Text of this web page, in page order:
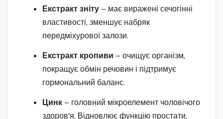
Екстракт зніту – має виражені сечогінні
властивості, зменшує набряк
передміхурової залози.
Екстракт кропиви – очищує організм,
покращує обмін речовин і підтримує
гормональний баланс.
Цинк – головний мікроелемент чоловічого
здоров’я. Відновлює функцію простати,